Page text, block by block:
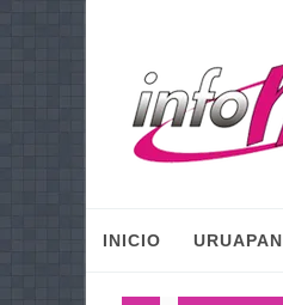
INICIO URUAPAN